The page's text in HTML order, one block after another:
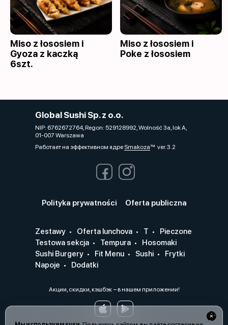
Miso z łososiem i
Gyoza z kaczką
6szt.
Miso z łososiem i
Poke z łososiem
Global Sushi Sp. z o.o.
NIP: 6762672764, Regon: 529128992, Wolność 3a, lok A,
01-007 Warszawa
Работает на эффективном ядре Smakozaver. 3.2
Polityka prywatności Oferta publiczna
Zestawy Oferta lunchova T
Pieczone
Testowa sekcja
Tempura
Hosomaki
Sushi Burgery
Fit Menu Sushi
Frytki
Napoje
Dodatki
Акции, скидки, кэшбэк − в нашем приложении!